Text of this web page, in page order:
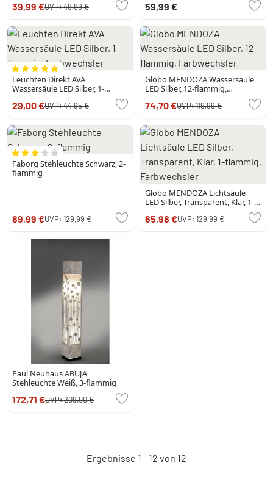
39,99 €UVP:49,99 € 59,99 €
Leuchten Direkt AVA
Wassersäule LED Silber, 1-
29,00 €UVP:44,95 €
Globo MENDOZA Wassersäule
LED Silber, 12-flammig,
74,70 €UVP:119,99 €
Faborg Stehleuchte Schwarz, 2-
flammig
89,99 €UVP:129,99 €
Globo MENDOZA Lichtsäule
LED Silber, Transparent, Klar, 1-
65,98 €UVP:129,99 €
Paul Neuhaus ABUJA
Stehleuchte Weiß, 3-flammig
172,71 €UVP:209,00 €
Ergebnisse 1 - 12 von 12